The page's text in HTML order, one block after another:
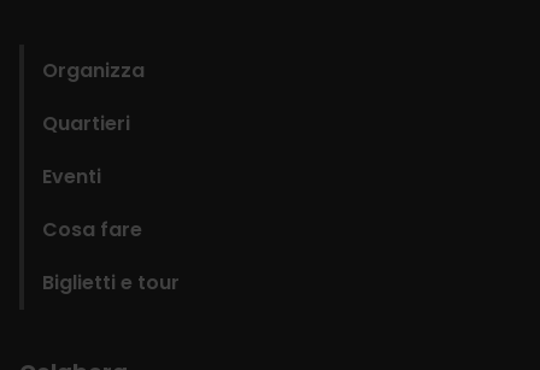
Organizza
Quartieri
Eventi
Cosa fare
Biglietti e tour